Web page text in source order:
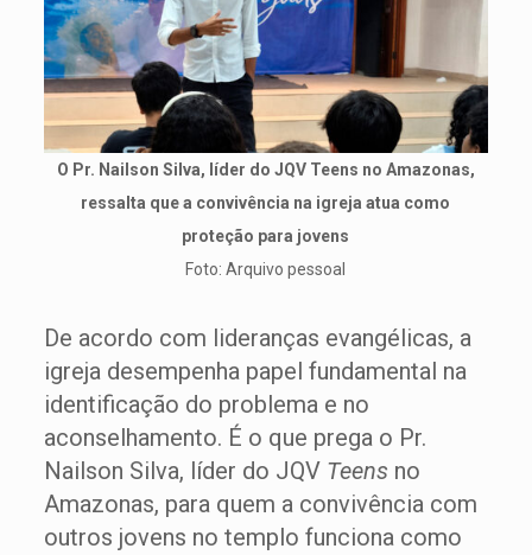
O Pr. Nailson Silva, líder do JQV Teens no Amazonas,
ressalta que a convivência na igreja atua como
proteção para jovens
Foto: Arquivo pessoal
De acordo com lideranças evangélicas, a
igreja desempenha papel fundamental na
identificação do problema e no
aconselhamento. É o que prega o Pr.
Nailson Silva, líder do JQV Teens no
Amazonas, para quem a convivência com
outros jovens no templo funciona como